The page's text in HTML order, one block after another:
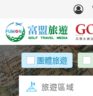
高爾夫
滑雪
團體旅遊
旅遊區域